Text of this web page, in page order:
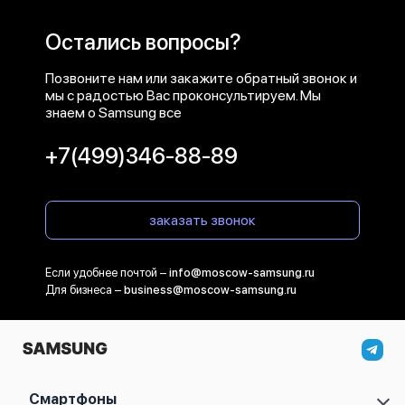
Остались вопросы?
Позвоните нам или закажите обратный звонок и
мы с радостью Вас проконсультируем. Мы
знаем о Samsung все
+7(499)346-88-89
заказать звонок
Если удобнее почтой – info@moscow-samsung.ru
Для бизнеса – business@moscow-samsung.ru
Смартфоны